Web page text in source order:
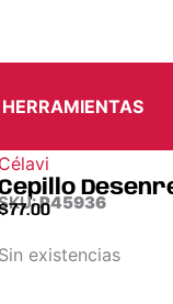
HERRAMIENTAS
Célavi
P45936
77.00
Sin existencias